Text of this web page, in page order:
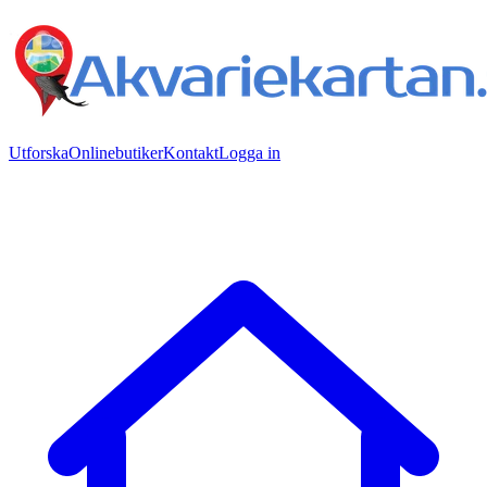
UtforskaOnlinebutikerKontaktLogga in